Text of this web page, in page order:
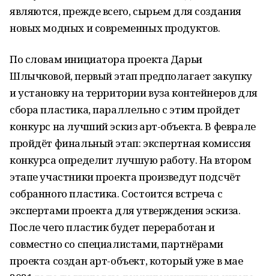
являются, прежде всего, сырьем для создания
новых модных и современных продуктов.
По словам инициатора проекта Дарьи
Шлычковой, первый этап предполагает закупку
и установку на территории вуза контейнеров для
сбора пластика, параллельно с этим пройдет
конкурс на лучший эскиз арт-объекта. В феврале
пройдёт финальный этап: экспертная комиссия
конкурса определит лучшую работу. На втором
этапе участники проекта произведут подсчёт
собранного пластика. Состоится встреча с
экспертами проекта для утверждения эскиза.
После чего пластик будет переработан и
совместно со специалистами, партнёрами
проекта создан арт-объект, который уже в мае